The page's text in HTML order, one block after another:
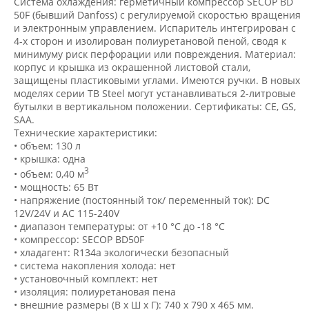
50F (бывший Danfoss) с регулируемой скоростью вращения
и электронным управлением. Испаритель интегрирован с
4-х сторон и изолирован полиуретановой пеной, сводя к
минимуму риск перфорации или повреждения. Материал:
корпус и крышка из окрашенной листовой стали,
защищены пластиковыми углами. Имеются ручки. В новых
моделях серии TB Steel могут устанавливаться 2-литровые
бутылки в вертикальном положении. Сертификаты: CE, GS,
SAA.
Технические характеристики:
• объем: 130 л
• крышка: одна
• объем: 0,40 м3
• мощность: 65 Вт
• напряжение (постоянный ток/ переменный ток): DC
12V/24V и AC 115-240V
• диапазон температуры: от +10 °C до -18 °C
• компрессор: SECOP BD50F
• хладагент: R134a экологически безопасный
• система накопления холода: нет
• установочный комплект: нет
• изоляция: полиуретановая пена
• внешние размеры (В x Ш x Г): 740 х 790 х 465 мм.